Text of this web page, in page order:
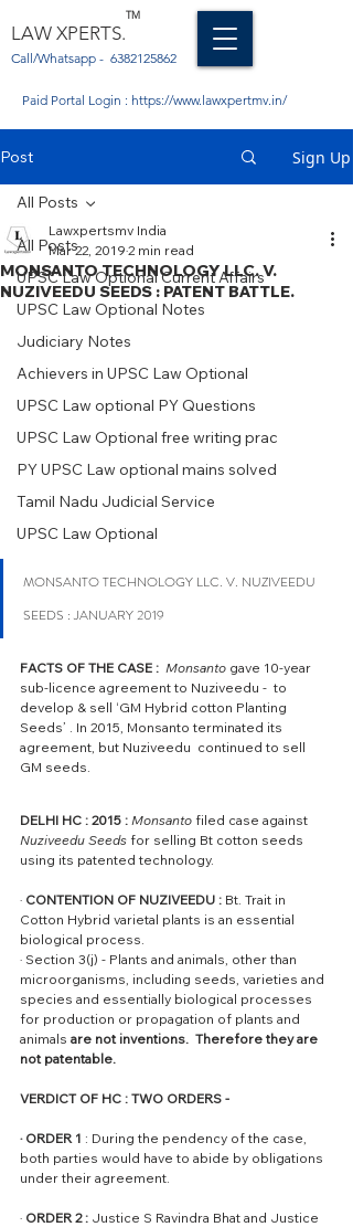
LAW XPERTS.
TM
Call/Whatsapp - 6382125862
Paid Portal Login : https://www.lawxpertmv.in/
Post Sign Up
All Posts
UPSC Law Optional Current Affairs
UPSC Law Optional Notes
Judiciary Notes
Achievers in UPSC Law Optional
UPSC Law optional PY Questions
UPSC Law Optional free writing prac
PY UPSC Law optional mains solved
Tamil Nadu Judicial Service
UPSC Law Optional
All Posts
MONSANTO TECHNOLOGY LLC. V.
NUZIVEEDU SEEDS : PATENT BATTLE.
Lawxpertsmv India
Mar 22, 2019 2 min read
MONSANTO TECHNOLOGY LLC. V. NUZIVEEDU
SEEDS : JANUARY 2019
FACTS OF THE CASE : Monsanto gave 10-year
sub-licence agreement to Nuziveedu -  to
develop & sell ‘GM Hybrid cotton Planting
Seeds’ . In 2015, Monsanto terminated its
agreement, but Nuziveedu  continued to sell
GM seeds.
DELHI HC : 2015 : Monsanto filed case against
Nuziveedu Seeds for selling Bt cotton seeds
using its patented technology.
· CONTENTION OF NUZIVEEDU : Bt. Trait in
Cotton Hybrid varietal plants is an essential
biological process.
· Section 3(j) - Plants and animals, other than
microorganisms, including seeds, varieties and
species and essentially biological processes
for production or propagation of plants and
animals are not inventions.  Therefore they are
not patentable.
VERDICT OF HC : TWO ORDERS -
· ORDER 1 : During the pendency of the case,
both parties would have to abide by obligations
under their agreement.
· ORDER 2 : Justice S Ravindra Bhat and Justice